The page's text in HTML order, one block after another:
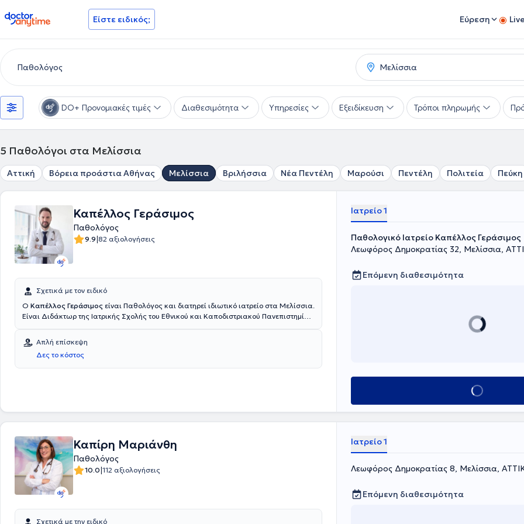
doctoranytime Είστε ειδικός; Εύρεση
DO+ Προνομιακές τιμές Διαθεσιμότητα Υπηρεσίες Εξειδίκευση Τρόποι πληρωμής
5 Παθολόγοι στα Μελίσσια
Αττική Βόρεια προάστια Αθήνας Μελίσσια Βριλήσσια Νέα Πεντέλη Μαρούσι Πεντέλη Πολιτεία Πεύκη
Καπέλλος Γεράσιμος
Παθολόγος
9.9|82 αξιολογήσεις
Σχετικά με τον ειδικό
Ο Καπέλλος Γεράσιμος είναι Παθολόγος και διατηρεί ιδιωτικό ιατρείο στα Μελίσσια.
Είναι Διδάκτωρ της Ιατρικής Σχολής του Εθνικού και Καποδιστριακού Πανεπιστημίου
Θεσσαλονίκης. Ακόμη, μετεκπαιδεύτηκε στη Λιπιδιολογία (Excellence in Lipidology)
στο Πανεπιστήμιο Ιωαννίνων. Διαθέτει αξιόλογη κλινική εμπειρία έχοντας εργαστεί
σε πολλές κλινικές και διατελεί Επιστημονικός Συνεργάτης Αιματολογικής Κλινικής
του Ιατρικού Κέντρου Αμαρουσίου.
Απλή επίσκεψη
Δες το κόστος
Ιατρείο 1
Παθολογικό Ιατρείο Καπέλλος Γεράσιμος
Λεωφόρος Δημοκρατίας 32, Μελίσσια,
Επόμενη διαθεσιμότητα
Κλείσε ραντεβού
Καπίρη Μαριάνθη
Παθολόγος
10.0|112 αξιολογήσεις
Σχετικά με την ειδικό
Ιατρείο 1
Λεωφόρος Δημοκρατίας 8, Μελίσσια,
Επόμενη διαθεσιμότητα